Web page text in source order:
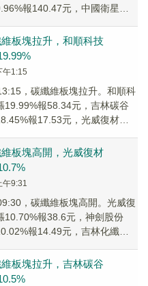
報140.47元，中國衛星
維板塊拉升，和順科技
午1:15
，碳纖維板塊拉升。和順科
19.99%報58.34元，吉林碳谷
報17.53元，光威復材
維板塊高開，光威復材
午9:31
，碳纖維板塊高開。光威復
10.70%報38.6元，神劍股份
報14.49元，吉林化纖
維板塊拉升，吉林碳谷